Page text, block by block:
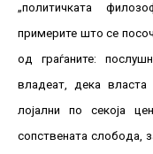
„политичката
примерите што се
од граѓаните:
владеат, дека
лојални по секоја
сопствената слобода,